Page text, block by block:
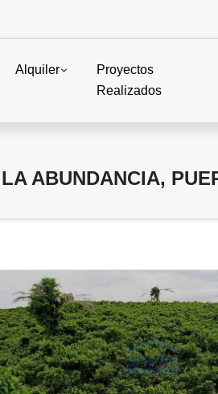
Alquiler
Proyectos
Realizados
ABUNDANCIA,